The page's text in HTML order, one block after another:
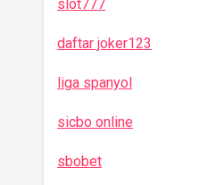
slot777
daftar joker123
liga spanyol
sicbo online
sbobet